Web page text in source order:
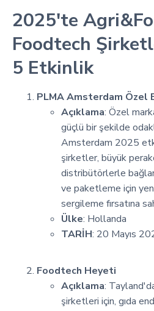
2025'te
Foodtech
5 Etkinlik
PLMA Amsterdam Özel
Açıklama: Özel
güçlü bir şekilde
Amsterdam 2025
şirketler, büyük
distribütörlerle
ve paketleme için
sergileme fırsatına
Ülke: Hollanda
TARİH: 20 Mayıs
Foodtech Heyeti
Açıklama:
şirketleri için, gıda